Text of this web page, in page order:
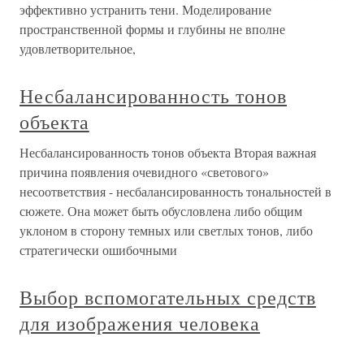
эффективно устранить тени. Моделирование
пространственной формы и глубины не вполне
удовлетворительное,
Несбалансированность тонов
объекта
Несбалансированность тонов объекта Вторая важная
причина появления очевидного «светового»
несоответствия - несбалансированность тональностей в
сюжете. Она может быть обусловлена либо общим
уклоном в сторону темных или светлых тонов, либо
стратегически ошибочными
Выбор вспомогательных средств
для изображения человека